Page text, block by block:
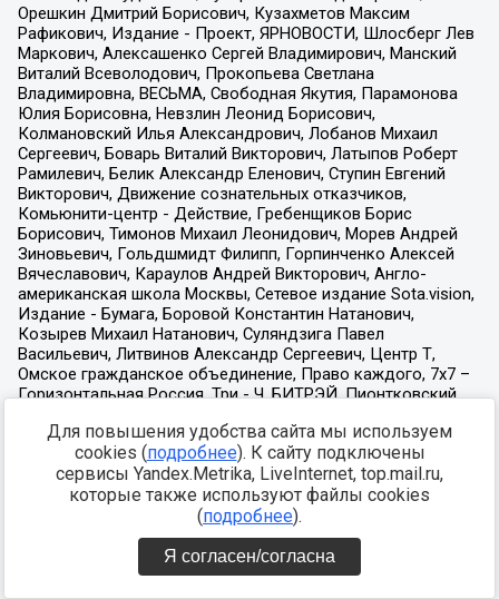
Для повышения удобства сайта мы используем
cookies (подробнее). К сайту подключены
сервисы Yandex.Metrika, LiveInternet, top.mail.ru,
которые также используют файлы cookies
(подробнее).
Я согласен/согласна